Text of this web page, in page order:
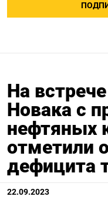
На
Новака с
нефтяных
отметили
дефицита
22.09.2023